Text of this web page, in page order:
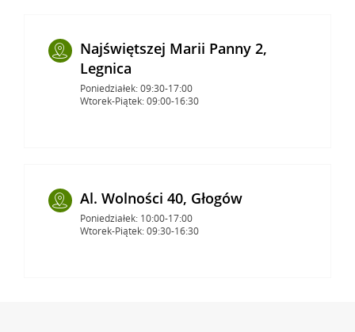
Najświętszej Marii Panny 2,
Legnica
Poniedziałek: 09:30-17:00
Wtorek-Piątek: 09:00-16:30
Al. Wolności 40, Głogów
Poniedziałek: 10:00-17:00
Wtorek-Piątek: 09:30-16:30